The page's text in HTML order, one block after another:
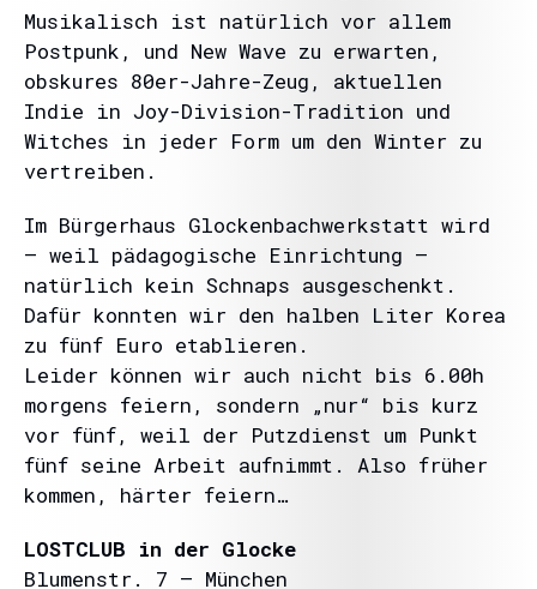
Musikalisch ist natürlich vor allem
Postpunk, und New Wave zu erwarten,
obskures 80er-Jahre-Zeug, aktuellen
Indie in Joy-Division-Tradition und
Witches in jeder Form um den Winter zu
vertreiben.
Im Bürgerhaus Glockenbachwerkstatt wird
– weil pädagogische Einrichtung –
natürlich kein Schnaps ausgeschenkt.
Dafür konnten wir den halben Liter Korea
zu fünf Euro etablieren.
Leider können wir auch nicht bis 6.00h
morgens feiern, sondern „nur“ bis kurz
vor fünf, weil der Putzdienst um Punkt
fünf seine Arbeit aufnimmt. Also früher
kommen, härter feiern…
LOSTCLUB in der Glocke
Blumenstr. 7 – München